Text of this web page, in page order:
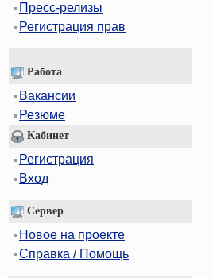
Пресс-релизы
Регистрация прав
Работа
Вакансии
Резюме
Кабинет
Регистрация
Вход
Сервер
Новое на проекте
Справка / Помощь